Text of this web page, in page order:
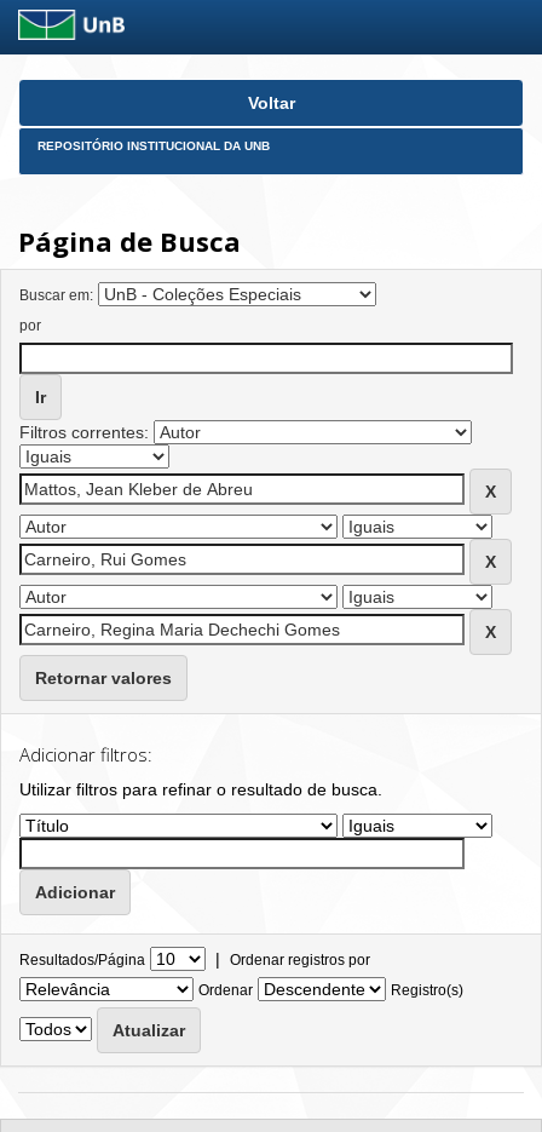
Skip
Voltar
REPOSITÓRIO INSTITUCIONAL DA UNB
Página de Busca
Buscar em:
por
Filtros correntes:
Retornar valores
Adicionar filtros:
Utilizar filtros para refinar o resultado de busca.
Resultados/Página | Ordenar registros por
Ordenar
Registro(s)